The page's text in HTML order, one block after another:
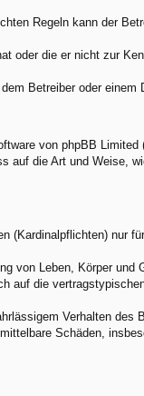
Regeln kann der
oder die er nicht zur
Betreiber oder einem
von phpBB
auf die Art und Weise,
(Kardinalpflichten) nur
von Leben, Körper und
auf die
Verhalten
Schäden,